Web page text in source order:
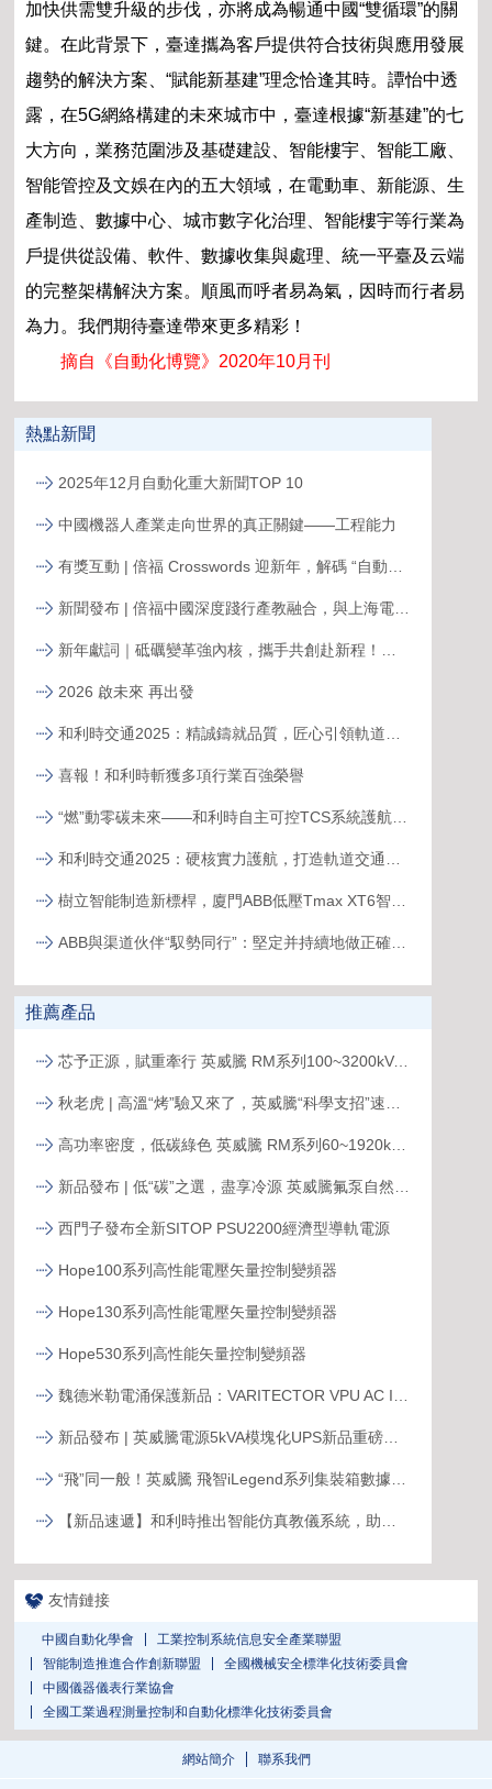
加快供需雙升級的步伐，亦將成為暢通中 國“雙循環”的關
鍵。在此背景下，臺達攜為客戶提供符合技術與應用發展
趨勢的解決方案、“賦能新基建”理念恰逢其時。譚怡中透
露，在5G網絡構建的未來城市中，臺達根據“新基建”的七
大方向，業務范圍涉及基礎建設、智能樓宇、智能工廠、
智能管控及文娛在內的五大領域，在電動車、 新能源、生
產制造、數據中心、城市數字化治理、 智能樓宇等行業為
戶提供從設備、軟件、數據收集與處理、統一平臺及云端
的完整架構解決方案。順風而呼者易為氣，因時而行者易
為力。我們期待臺達帶來更多精彩！
摘自《自動化博覽》2020年10月刊
熱點新聞
2025年12月自動化重大新聞TOP 10
中國機器人產業走向世界的真正關鍵——工程能力
2026 啟未來 再出發
喜報！和利時斬獲多項行業百強榮譽
推薦產品
芯予正源，賦重牽行 英威騰 RM系列100~3200kVA模塊化UPS新品發布
西門子發布全新SITOP PSU2200經濟型導軌電源
Hope100系列高性能電壓矢量控制變頻器
Hope130系列高性能電壓矢量控制變頻器
Hope530系列高性能矢量控制變頻器
友情鏈接
中國自動化學會
工業控制系統信息安全產業聯盟
智能制造推進合作創新聯盟
全國機械安全標準化技術委員會
中國儀器儀表行業協會
全國工業過程測量控制和自動化標準化技術委員會
網站簡介 聯系我們